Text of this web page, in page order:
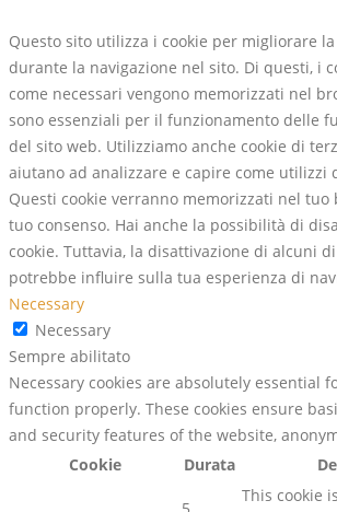
Questo sito utilizza i cookie per migliorare
durante la navigazione nel sito. Di questi, i
come necessari vengono memorizzati nel
sono essenziali per il funzionamento delle
del sito web. Utilizziamo anche cookie di
aiutano ad analizzare e capire come utilizzi
Questi cookie verranno memorizzati nel tuo
tuo consenso. Hai anche la possibilità di
cookie. Tuttavia, la disattivazione di alcuni
potrebbe influire sulla tua esperienza di
Necessary
Necessary
Sempre abilitato
Necessary cookies are absolutely essential
function properly. These cookies ensure
and security features of the website,
Cookie
Durata
This cookie